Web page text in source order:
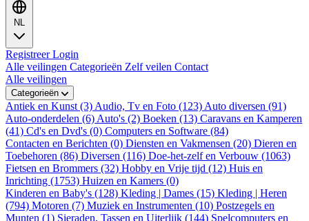
NL
RegistreerLogin
Alle veilingen Categorieën Zelf veilen Contact
Alle veilingen
Categorieën
Antiek en Kunst (3) Audio, Tv en Foto (123) Auto diversen (91)
Auto-onderdelen (6) Auto's (2) Boeken (13) Caravans en Kamperen
(41) Cd's en Dvd's (0) Computers en Software (84)
Contacten en Berichten (0) Diensten en Vakmensen (20) Dieren en
Toebehoren (86) Diversen (116) Doe-het-zelf en Verbouw (1063)
Fietsen en Brommers (32) Hobby en Vrije tijd (12) Huis en
Inrichting (1753) Huizen en Kamers (0)
Kinderen en Baby's (128) Kleding | Dames (15) Kleding | Heren
(794) Motoren (7) Muziek en Instrumenten (10) Postzegels en
Munten (1) Sieraden, Tassen en Uiterlijk (144) Spelcomputers en